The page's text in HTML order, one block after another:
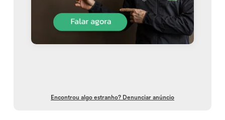
Encontrou algo estranho? Denunciar anúncio